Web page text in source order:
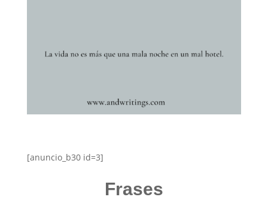
[anuncio_b30 id=3]
Frases